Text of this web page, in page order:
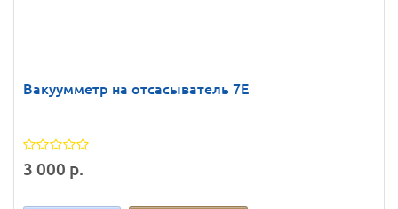
Вакуумметр на отсасыватель 7Е
3 000 р.